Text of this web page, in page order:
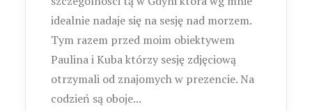
idealnie nadaje się na sesję nad morzem.
Tym razem przed moim obiektywem
Paulina i Kuba którzy sesję zdjęciową
otrzymali od znajomych w prezencie. Na
codzień są oboje...